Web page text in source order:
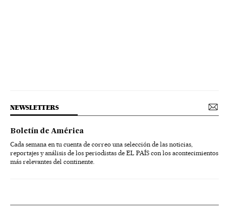
NEWSLETTERS
Boletín de América
Cada semana en tu cuenta de correo una selección de las noticias,
reportajes y análisis de los periodistas de EL PAÍS con los acontecimientos
más relevantes del continente.